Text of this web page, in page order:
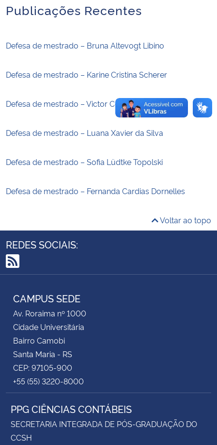
Ministério da Mulher, da Família e dos Direitos Humanos
Advocacia-Geral da União
Banco Central do Brasil
Planalto
Publicações Recentes
Defesa de mestrado – Bruna Altevogt Libino
Defesa de mestrado – Karine Cristina Scherer
Defesa de mestrado – Victor Cepillo
Defesa de mestrado – Luana Xavier da Silva
Defesa de mestrado – Sofia Lüdtke Topolski
Defesa de mestrado – Fernanda Cardias Dornelles
Voltar ao topo
REDES SOCIAIS:
RSS
CAMPUS SEDE
Av. Roraima nº 1000
Cidade Universitária
Bairro Camobi
Santa Maria - RS
CEP: 97105-900
+55 (55) 3220-8000
PPG CIÊNCIAS CONTÁBEIS
SECRETARIA INTEGRADA DE PÓS-GRADUAÇÃO DO
CCSH